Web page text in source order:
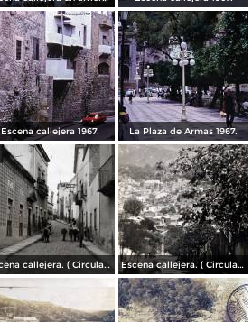
Escena callejera 1967. La Plaza de Armas 1967.
Escena callejera. ( Circulada el 13 de Mayo de 1941 ). Escena callejera. ( Circulada el 14 de Diciembre de 1930 ).